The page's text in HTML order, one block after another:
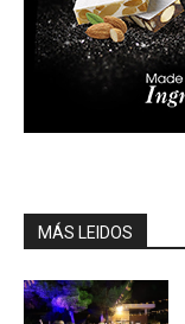
MÁS LEIDOS